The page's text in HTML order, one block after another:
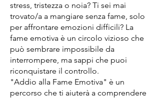
stress, tristezza o noia? Ti sei mai
trovato/a a mangiare senza fame, solo
per affrontare emozioni difficili? La
fame emotiva è un circolo vizioso che
può sembrare impossibile da
interrompere, ma sappi che puoi
riconquistare il controllo.
"Addio alla Fame Emotiva" è un
percorso che ti aiuterà a comprendere